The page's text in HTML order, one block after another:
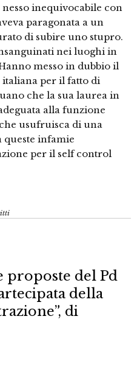
inequivocabile con
paragonata a un
di subire uno stupro.
nei luoghi in
messo in dubbio il
per il fatto di
che la sua laurea in
alla funzione
usufruisca di una
queste infamie
per il self control
proposte del Pd
della
di